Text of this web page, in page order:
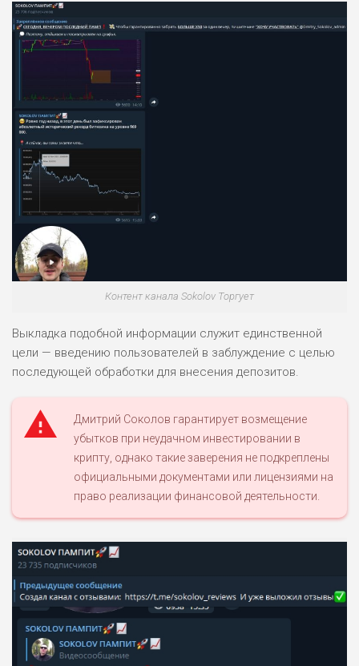
Контент канала Sokolov Торгует
Выкладка подобной информации служит единственной
цели — введению пользователей в заблуждение с целью
последующей обработки для внесения депозитов.
Дмитрий Соколов гарантирует возмещение
убытков при неудачном инвестировании в
крипту, однако такие заверения не подкреплены
официальными документами или лицензиями на
право реализации финансовой деятельности.